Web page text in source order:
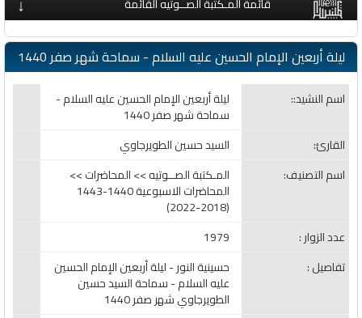
ليلة أربعين الإمام الحسين عليه السلام - سماحة شهر صفر 1440
اسم النشيد:: ليلة أربعين الإمام الحسين عليه السلام -
سماحة شهر صفر 1440
القارئ:
السيد حسين الطويرجاوي
اسم التصنيف:
المـكتبة الصــوتيه >> المحاضرات >>
المحاضرات الاسبوعية 1440-1443
(2018-2022)
عدد الزوار :
1979
تفاصيل :
حسينية النور - ليلة أربعين الإمام الحسين
عليه السلام - سماحة السيد حسين
الطويرجاوي شهر صفر 1440